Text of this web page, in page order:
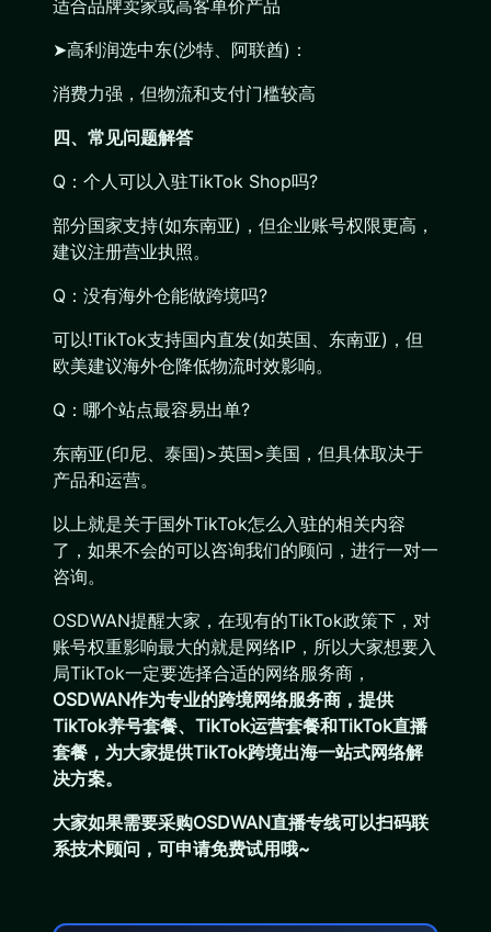
适合品牌卖家或高客单价产品
➤高利润选中东(沙特、阿联酋)：
消费力强，但物流和支付门槛较高
四、常见问题解答
Q：个人可以入驻TikTok Shop吗?
部分国家支持(如东南亚)，但企业账号权限更高，
建议注册营业执照。
Q：没有海外仓能做跨境吗?
可以!TikTok支持国内直发(如英国、东南亚)，但
欧美建议海外仓降低物流时效影响。
Q：哪个站点最容易出单?
东南亚(印尼、泰国)>英国>美国，但具体取决于
产品和运营。
以上就是关于国外TikTok怎么入驻的相关内容
了，如果不会的可以咨询我们的顾问，进行一对一
咨询。
OSDWAN提醒大家，在现有的TikTok政策下，对
账号权重影响最大的就是网络IP，所以大家想要入
局TikTok一定要选择合适的网络服务商，
OSDWAN作为专业的跨境网络服务商，提供
TikTok养号套餐、TikTok运营套餐和TikTok直播
套餐，为大家提供TikTok跨境出海一站式网络解
决方案。
大家如果需要采购OSDWAN直播专线可以扫码联
系技术顾问，可申请免费试用哦~